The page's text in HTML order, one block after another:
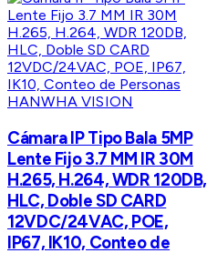
HANWHA VISION
Cámara IP Tipo Bala 5MP
Lente Fijo 3.7 MM IR 30M
H.265, H.264, WDR 120DB,
HLC, Doble SD CARD
12VDC/24VAC, POE,
IP67, IK10, Conteo de